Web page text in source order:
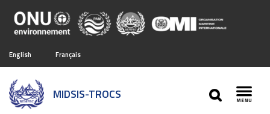
English Français
MIDSIS-TROCS
SEARCH